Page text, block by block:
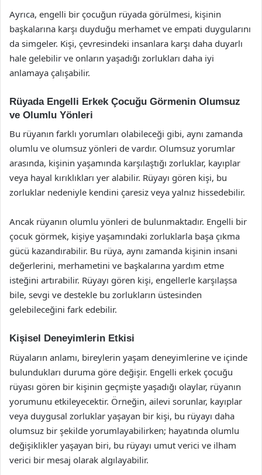
Ayrıca, engelli bir çocuğun rüyada görülmesi, kişinin
başkalarına karşı duyduğu merhamet ve empati duygularını
da simgeler. Kişi, çevresindeki insanlara karşı daha duyarlı
hale gelebilir ve onların yaşadığı zorlukları daha iyi
anlamaya çalışabilir.
Rüyada Engelli Erkek Çocuğu Görmenin Olumsuz
ve Olumlu Yönleri
Bu rüyanın farklı yorumları olabileceği gibi, aynı zamanda
olumlu ve olumsuz yönleri de vardır. Olumsuz yorumlar
arasında, kişinin yaşamında karşılaştığı zorluklar, kayıplar
veya hayal kırıklıkları yer alabilir. Rüyayı gören kişi, bu
zorluklar nedeniyle kendini çaresiz veya yalnız hissedebilir.
Ancak rüyanın olumlu yönleri de bulunmaktadır. Engelli bir
çocuk görmek, kişiye yaşamındaki zorluklarla başa çıkma
gücü kazandırabilir. Bu rüya, aynı zamanda kişinin insani
değerlerini, merhametini ve başkalarına yardım etme
isteğini artırabilir. Rüyayı gören kişi, engellerle karşılaşsa
bile, sevgi ve destekle bu zorlukların üstesinden
gelebileceğini fark edebilir.
Kişisel Deneyimlerin Etkisi
Rüyaların anlamı, bireylerin yaşam deneyimlerine ve içinde
bulundukları duruma göre değişir. Engelli erkek çocuğu
rüyası gören bir kişinin geçmişte yaşadığı olaylar, rüyanın
yorumunu etkileyecektir. Örneğin, ailevi sorunlar, kayıplar
veya duygusal zorluklar yaşayan bir kişi, bu rüyayı daha
olumsuz bir şekilde yorumlayabilirken; hayatında olumlu
değişiklikler yaşayan biri, bu rüyayı umut verici ve ilham
verici bir mesaj olarak algılayabilir.